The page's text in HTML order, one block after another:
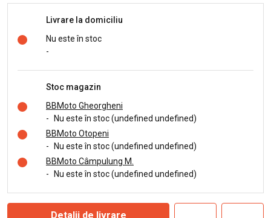
Livrare la domiciliu
Nu este în stoc
-
Stoc magazin
BBMoto Gheorgheni
-
Nu este în stoc (undefined undefined)
BBMoto Otopeni
-
Nu este în stoc (undefined undefined)
BBMoto Câmpulung M.
-
Nu este în stoc (undefined undefined)
Detalii de livrare